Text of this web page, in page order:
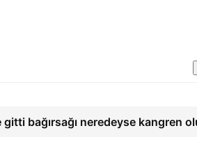
gitti bağırsağı neredeyse kangren